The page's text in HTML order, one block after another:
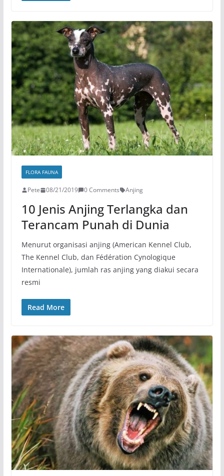
FLORA FAUNA
Pete 08/21/2019 0 Comments Anjing
10 Jenis Anjing Terlangka dan
Terancam Punah di Dunia
Menurut organisasi anjing (American Kennel Club,
The Kennel Club, dan Fédération Cynologique
Internationale), jumlah ras anjing yang diakui secara
resmi
Read More